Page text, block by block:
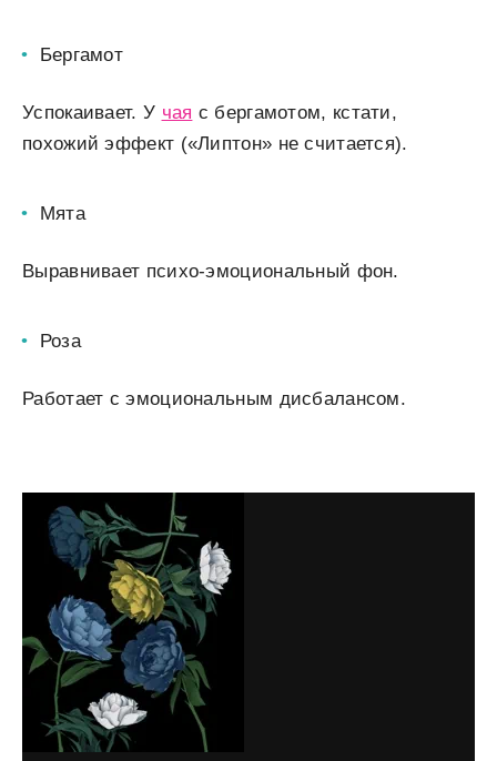
Бергамот
Успокаивает. У чая с бергамотом, кстати,
похожий эффект («Липтон» не считается).
Мята
Выравнивает психо-эмоциональный фон.
Роза
Работает с эмоциональным дисбалансом.